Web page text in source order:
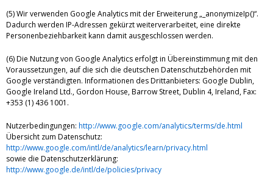
(5) Wir verwenden Google Analytics mit der Erweiterung „_anonymizeIp()“.
Dadurch werden IP-Adressen gekürzt weiterverarbeitet, eine direkte
Personenbeziehbarkeit kann damit ausgeschlossen werden.
(6) Die Nutzung von Google Analytics erfolgt in Übereinstimmung mit den
Voraussetzungen, auf die sich die deutschen Datenschutzbehörden mit
Google verständigten. Informationen des Drittanbieters: Google Dublin,
Google Ireland Ltd., Gordon House, Barrow Street, Dublin 4, Ireland, Fax:
+353 (1) 436 1001.
Nutzerbedingungen: http://www.google.com/analytics/terms/de.html
Übersicht zum Datenschutz:
http://www.google.com/intl/de/analytics/learn/privacy.html
sowie die Datenschutzerklärung:
http://www.google.de/intl/de/policies/privacy